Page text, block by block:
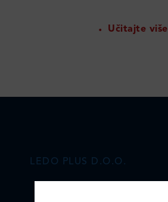
Učitajte više
LEDO PLUS D.O.O.